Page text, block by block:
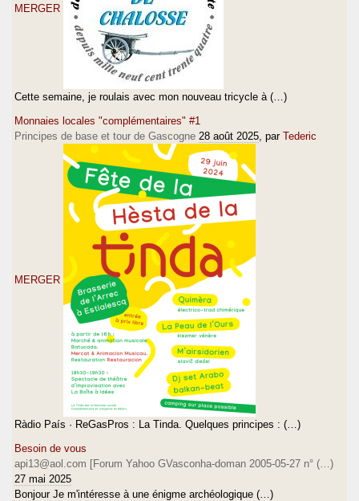
MERGER
Cette semaine, je roulais avec mon nouveau tricycle à (…)
Monnaies locales "complémentaires" #1
Principes de base et tour de Gascogne 28 août 2025 , par Tederic
MERGER
Ràdio País · ReGasPros : La Tinda. Quelques principes : (…)
Besoin de vous
api13@aol.com [Forum Yahoo GVasconha-doman 2005-05-27 n° (…)
27 mai 2025
Bonjour Je m'intéresse à une énigme archéologique (…)